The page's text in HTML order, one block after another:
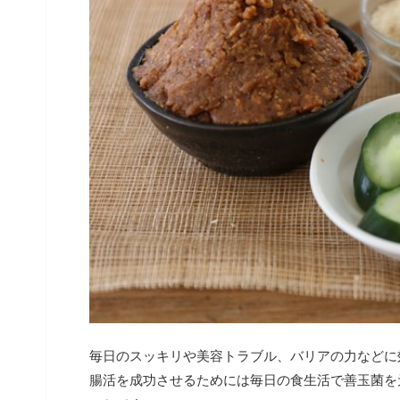
毎日のスッキリや美容トラブル、バリアの力など
腸活を成功させるためには毎日の食生活で善玉菌